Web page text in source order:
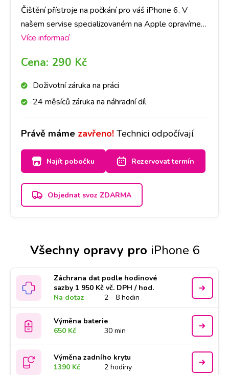
Čištění přístroje na počkání pro váš iPhone 6. V
našem servise specializovaném na Apple opravíme
jakoukoli závadu rychle a na počkání. Na pobočkách
abyste ještě DNES měli svůj iPhone 6 opravený v
Praze, Brně, Ostravě, Olomouci a Liberci.
Více informací
Cena: 290 Kč
Doživotní záruka na práci
24 měsíců záruka na náhradní díl
Právě máme zavřeno! Technici odpočívají.
Najít pobočku Rezervovat termín
Objednat svoz ZDARMA
Všechny opravy pro iPhone 6
Záchrana dat podle hodinové
sazby 1 950 Kč vč. DPH / hod.
Na dotaz
2 - 8 hodin
Výměna baterie
650 Kč
30 min
Výměna zadního krytu
1390 Kč
2 hodiny